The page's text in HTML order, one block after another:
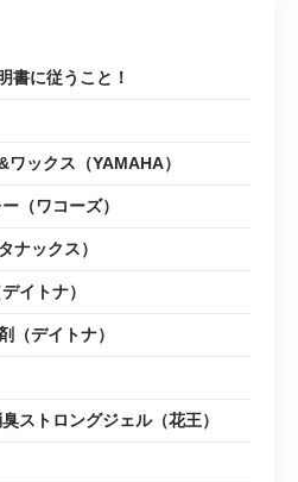
書に従うこと！
ックス（YAMAHA）
（ワコーズ）
ナックス）
イトナ）
（デイトナ）
ストロングジェル（花王）